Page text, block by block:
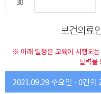
보건의료
※ 아래 일정은 교육이 시행되
달력을
2021.09.29 수요일 - 0건의